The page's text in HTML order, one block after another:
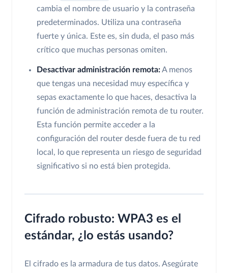
cambia el nombre de usuario y la contraseña
predeterminados. Utiliza una contraseña
fuerte y única. Este es, sin duda, el paso más
crítico que muchas personas omiten.
Desactivar administración remota:A menos
que tengas una necesidad muy específica y
sepas exactamente lo que haces, desactiva la
función de administración remota de tu router.
Esta función permite acceder a la
configuración del router desde fuera de tu red
local, lo que representa un riesgo de seguridad
significativo si no está bien protegida.
Cifrado robusto: WPA3 es el
estándar, ¿lo estás usando?
El cifrado es la armadura de tus datos. Asegúrate